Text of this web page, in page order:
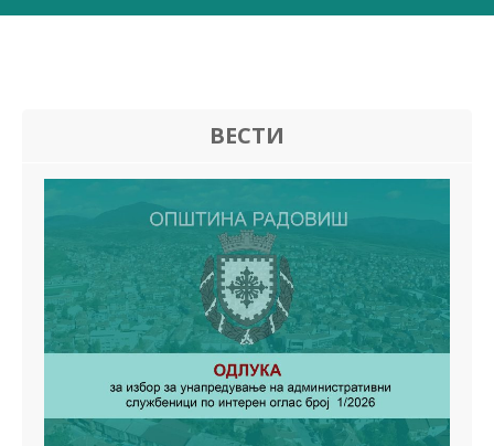
ВЕСТИ